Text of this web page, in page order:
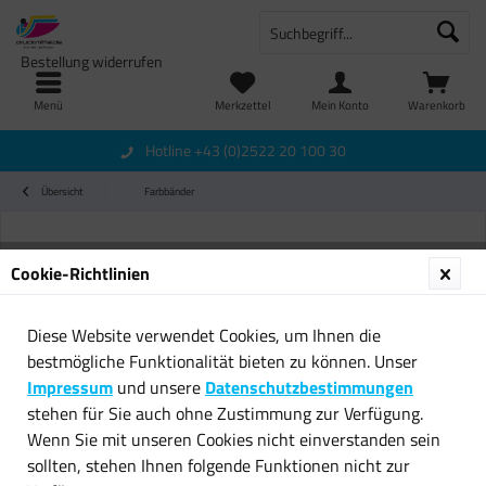
Menü Warenkorb
Merkzettel
Bestellung widerrufen
Mein Konto
Hotline +43 (0)2522 20 100 30
Übersicht Farbbänder
Cookie-Richtlinien
Diese Website verwendet Cookies, um Ihnen die
bestmögliche Funktionalität bieten zu können. Unser
Impressum und unsere Datenschutzbestimmungen
stehen für Sie auch ohne Zustimmung zur Verfügung.
Wenn Sie mit unseren Cookies nicht einverstanden sein
sollten, stehen Ihnen folgende Funktionen nicht zur